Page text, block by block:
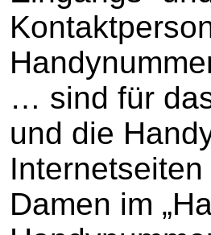
… sind für
und die
Damen im